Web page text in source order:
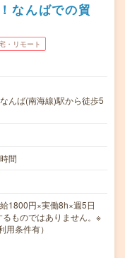
なんばでの貿
・リモート
んば(南海線)駅から徒歩5
間
1800円×実働8h×週5日
ものではありません。※
条件有）